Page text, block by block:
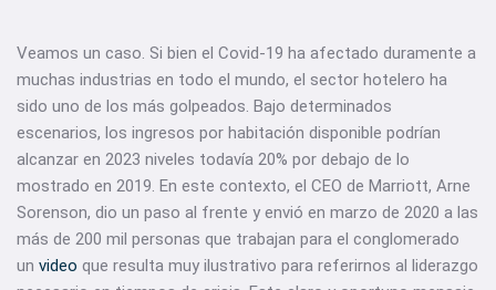
Veamos un caso. Si bien el Covid-19 ha afectado duramente a
muchas industrias en todo el mundo, el sector hotelero ha
sido uno de los más golpeados. Bajo determinados
escenarios, los ingresos por habitación disponible podrían
alcanzar en 2023 niveles todavía 20% por debajo de lo
mostrado en 2019. En este contexto, el CEO de Marriott, Arne
Sorenson, dio un paso al frente y envió en marzo de 2020 a las
más de 200 mil personas que trabajan para el conglomerado
un video que resulta muy ilustrativo para referirnos al liderazgo